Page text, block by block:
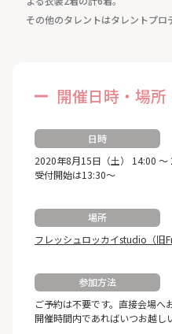
その他のタレントはタレントプロ
開催日時・場
日時
2020年8月15日（土） 14:00 ～
受付開始は13:30～
場所
フレッシュロッカイstudio（旧
参加方法
ご予約は不要です。直接会場へ
開催時間内であればいつお越し